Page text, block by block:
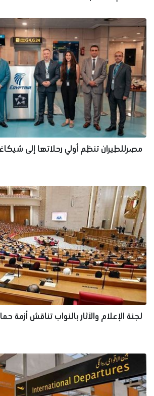
مصرللطيران تنظم أولي رحلاتها إلى
لجنة الإعلام والآثار بالنواب تناقش أزمة